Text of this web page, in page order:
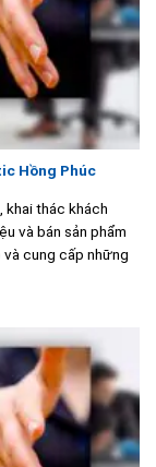
Hồng Phúc
khai thác khách
và bán sản phẩm
cung cấp những